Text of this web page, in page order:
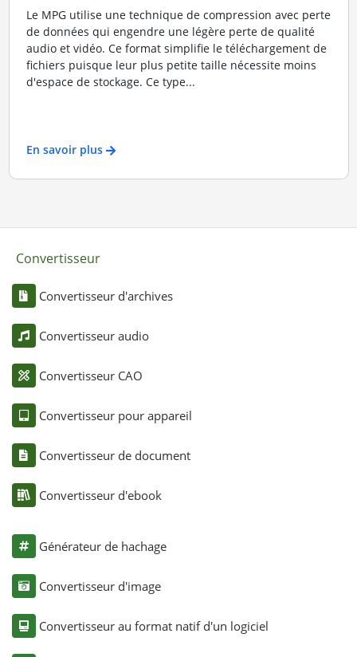
Le MPG utilise une technique de compression avec perte
de données qui engendre une légère perte de qualité
audio et vidéo. Ce format simplifie le téléchargement de
fichiers puisque leur plus petite taille nécessite moins
d'espace de stockage. Ce type...
En savoir plus
Convertisseur
Convertisseur d'archives
Convertisseur audio
Convertisseur CAO
Convertisseur pour appareil
Convertisseur de document
Convertisseur d'ebook
Générateur de hachage
Convertisseur d'image
Convertisseur au format natif d'un logiciel